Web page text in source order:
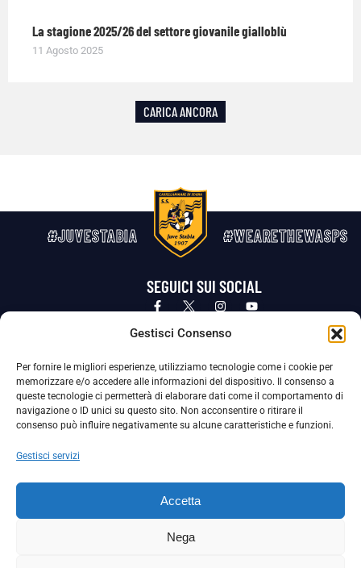
Gestisci Consenso
Per fornire le migliori esperienze, utilizziamo tecnologie come i cookie per
memorizzare e/o accedere alle informazioni del dispositivo. Il consenso a
queste tecnologie ci permetterà di elaborare dati come il comportamento di
navigazione o ID unici su questo sito. Non acconsentire o ritirare il
consenso può influire negativamente su alcune caratteristiche e funzioni.
Gestisci servizi
Accetta
Nega
La stagione 2025/26 del settore giovanile gialloblù
11 Agosto 2025
CARICA ANCORA
#JUVESTABIA #WEARETHEWASPS
SEGUICI SUI SOCIAL
Privacy Policy Cookie Policy
La Società ha nominato il Responsabile della Protezione dei Dati Personali (DPO), figura specializzata che vigila sulle modalità
adottate dalla nostra Società per tutelare i Suoi dati personali.
Per contattare il DPO può scrivere a
La Società ha inoltre adottato un proprio Codice Etico, consultabile al seguente link: